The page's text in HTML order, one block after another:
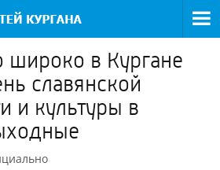
широко в Кургане
славянской
и культуры в